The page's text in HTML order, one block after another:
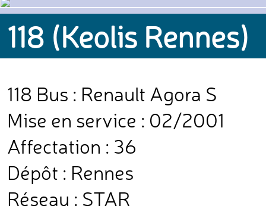
118 (Keolis Rennes)
118 Bus : Renault Agora S
Mise en service : 02/2001
Affectation : 36
Dépôt : Rennes
Réseau : STAR